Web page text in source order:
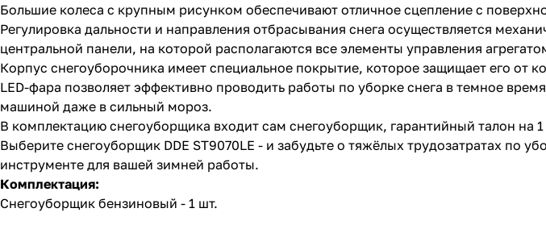
Большие колеса с крупным рисунком обеспечивают отличное сцепление с
Регулировка дальности и направления отбрасывания снега осуществляется
центральной панели, на которой располагаются все элементы управления
Корпус снегоуборочника имеет специальное покрытие, которое защищает его от
LED-фара позволяет эффективно проводить работы по уборке снега в темное
машиной даже в сильный мороз.
В комплектацию снегоуборщика входит сам снегоуборщик, гарантийный талон на
Выберите снегоуборщик DDE ST9070LE - и забудьте о тяжёлых трудозатратах по
инструменте для вашей зимней работы.
Комплектация:
Снегоуборщик бензиновый - 1 шт.